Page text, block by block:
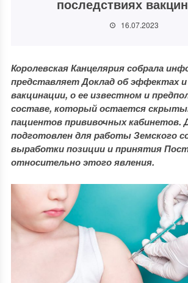
последствиях
16.07.2023
Королевская Канцелярия собрала
представляет Доклад об эффектах
вакцинации, о ее известном и
составе, который остается
пациентов прививочных кабинетов.
подготовлен для работы Земского
выработки позиции и принятия
относительно этого явления.